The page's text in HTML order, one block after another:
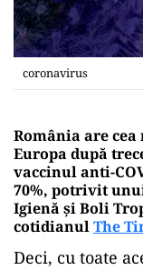
coronavirus
România are
Europa după
vaccinul anti-
70%, potrivit
Igienă și Boli
cotidianulThe
Deci, cu toate